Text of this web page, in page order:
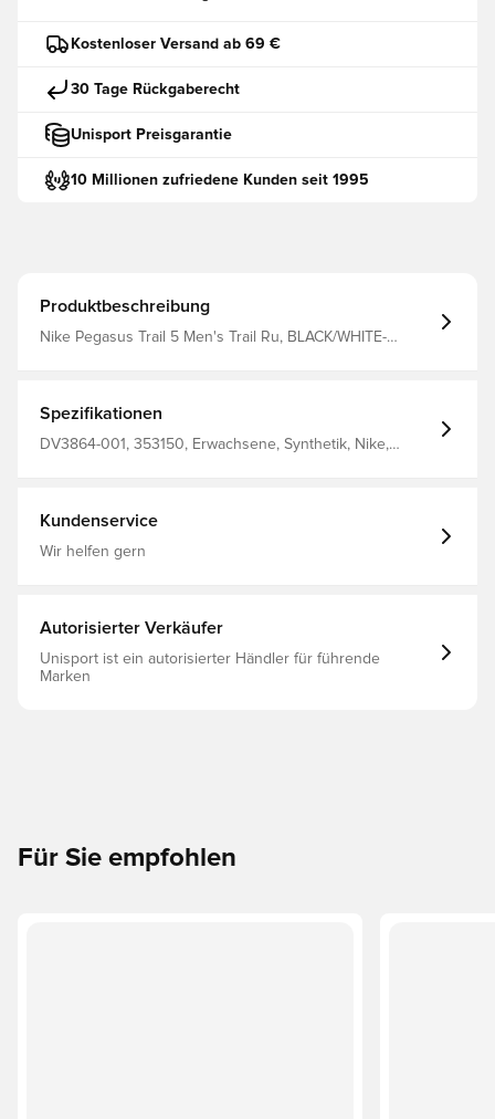
Kostenloser Versand ab 69 €
30 Tage Rückgaberecht
Unisport Preisgarantie
10 Millionen zufriedene Kunden seit 1995
Produktbeschreibung
Nike Pegasus Trail 5 Men's Trail Ru, BLACK/WHITE-
Spezifikationen
DV3864-001, 353150, Erwachsene, Synthetik, Nike,
Kundenservice
Wir helfen gern
Autorisierter Verkäufer
Unisport ist ein autorisierter Händler für führende
Marken
Für Sie empfohlen